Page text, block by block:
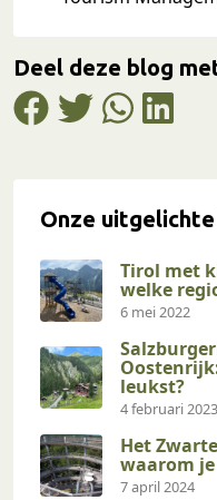
Deel deze blog
Onze
Tirol met
welke
6 mei 2022
leukst?
4 februari 2023
Het
waarom
7 april 2024